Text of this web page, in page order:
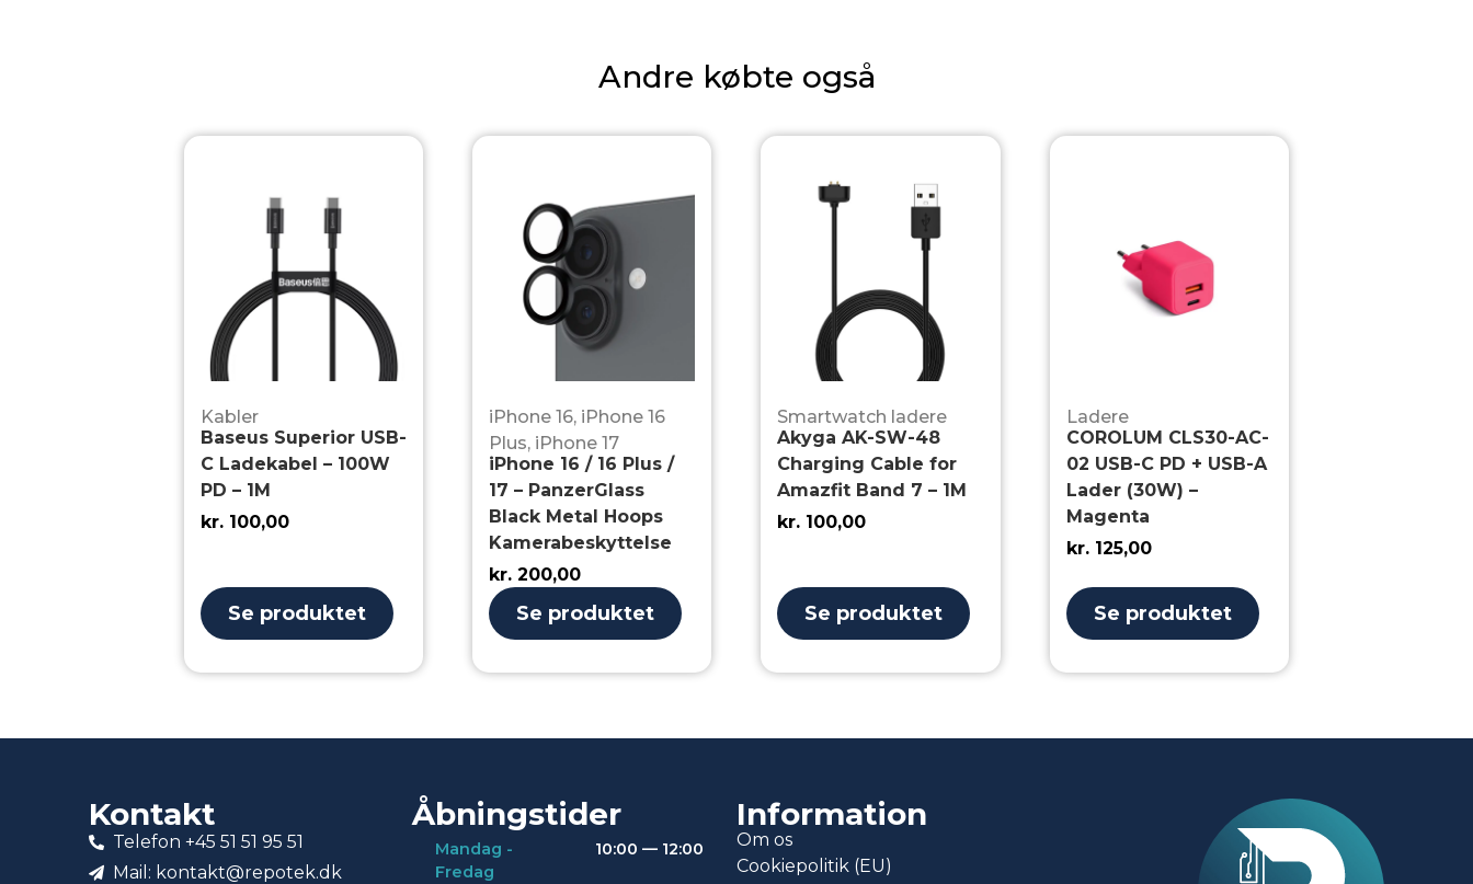
Andre købte også
Kabler
Baseus Superior USB-
C Ladekabel – 100W
PD – 1M
kr.100,00
Se produktet
iPhone 16, iPhone 16
Plus, iPhone 17
iPhone 16 / 16 Plus /
17 – PanzerGlass
Black Metal Hoops
Kamerabeskyttelse
kr. 200,00
Se produktet
Smartwatch ladere
Akyga AK-SW-48
Charging Cable for
Amazfit Band 7 – 1M
kr. 100,00
Se produktet
Ladere
COROLUM CLS30-AC-
02 USB-C PD + USB-A
Lader (30W) –
Magenta
kr.125,00
Se produktet
Kontakt
Telefon +45 51 51 95 51
Mail: kontakt@repotek.dk
Åbningstider
Mandag -
Fredag
10:00 — 12:00
Information
Om os
Cookiepolitik (EU)